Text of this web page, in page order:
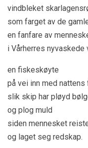
vindbleket
som farget av de
en fanfare av
i Vårherres nyvaskede
en fiskeskøyte
på vei inn med nattens
slik skip har pløyd
og plog muld
siden mennesket
og laget seg redskap.